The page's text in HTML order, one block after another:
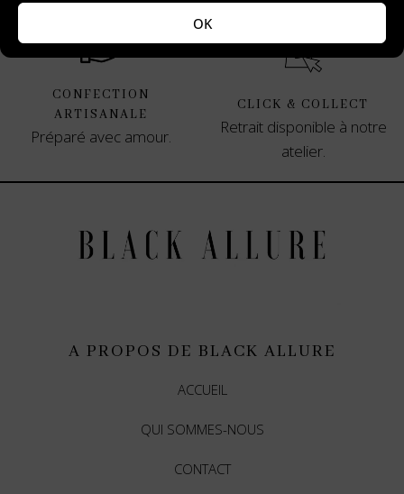
OK
CONFECTION
ARTISANALE
Préparé avec amour.
CLICK & COLLECT
Retrait disponible à notre
atelier.
A PROPOS DE BLACK ALLURE
ACCUEIL
QUI SOMMES-NOUS
CONTACT